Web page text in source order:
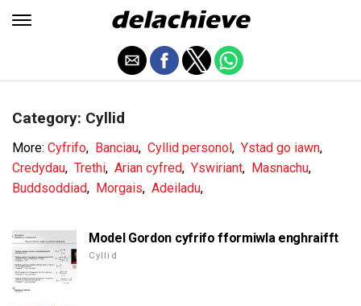
Category: Cyllid
More: Cyfrifo, Banciau, Cyllid personol, Ystad go iawn,
Credydau, Trethi, Arian cyfred, Yswiriant, Masnachu,
Buddsoddiad, Morgais, Adeiladu,
Model Gordon cyfrifo fformiwla enghraifft
Cyllid